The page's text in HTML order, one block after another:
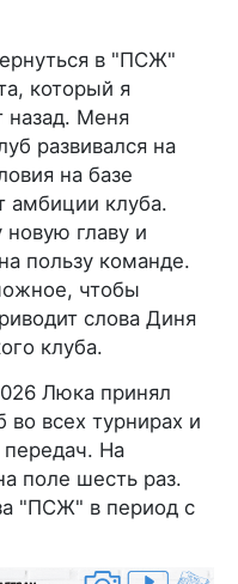
в "ПСЖ"
который я
назад. Меня
развивался на
на базе
амбиции клуба.
новую главу и
пользу команде.
чтобы
слова Диня
клуба.
Люка принял
во всех турнирах и
передач. На
поле шесть раз.
"ПСЖ" в период с